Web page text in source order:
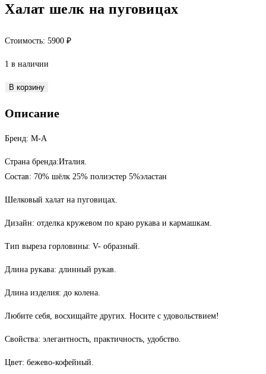
Халат шелк на пуговицах
Стоимость: 5900 ₽
1 в наличии
Количество
Халат
пуговицах
В корзину
Описание
Бренд: M-A
Страна бренда:Италия.
Состав: 70% шёлк 25% полиэстер 5%эластан
Шелковый халат на пуговицах.
Дизайн: отделка кружевом по краю рукава и кармашкам.
Тип выреза горловины: V- образный.
Длина рукава: длинный рукав.
Длина изделия: до колена.
Любите себя, восхищайте других. Носите с удовольствием!
Свойства: элегантность, практичность, удобство.
Цвет: бежево-кофейный.